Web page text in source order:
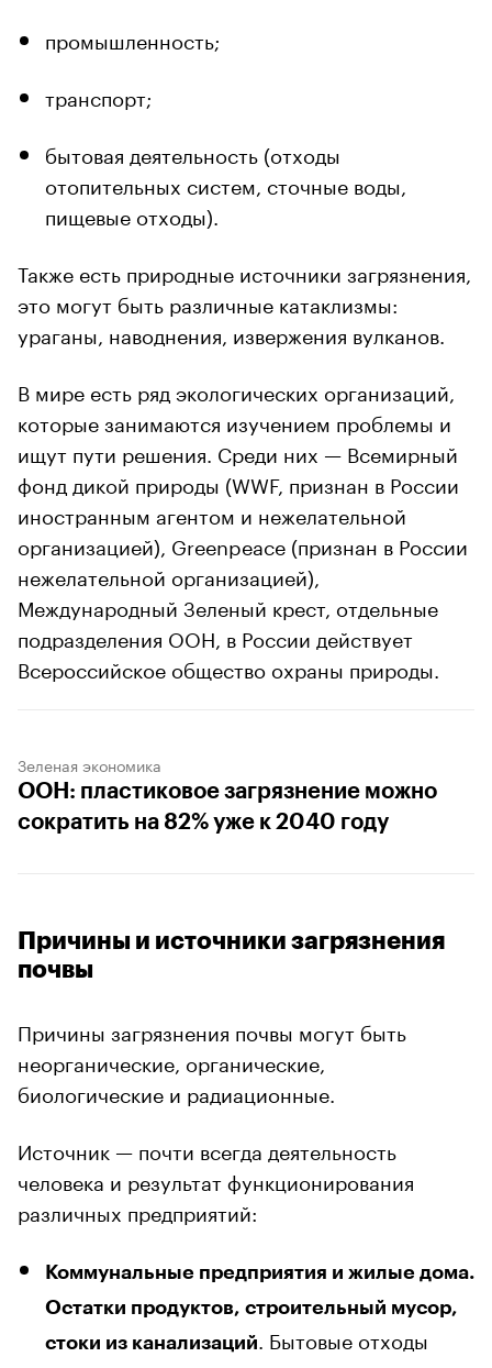
промышленность;
транспорт;
бытовая деятельность (отходы
отопительных систем, сточные воды,
пищевые отходы).
Также есть природные источники загрязнения,
это могут быть различные катаклизмы:
ураганы, наводнения, извержения вулканов.
В мире есть ряд экологических организаций,
которые занимаются изучением проблемы и
ищут пути решения. Среди них — Всемирный
фонд дикой природы (WWF, признан в России
иностранным агентом и нежелательной
организацией), Greenpeace (признан в России
нежелательной организацией),
Международный Зеленый крест, отдельные
подразделения ООН, в России действует
Всероссийское общество охраны природы.
Зеленая экономика
ООН: пластиковое загрязнение можно
сократить на 82% уже к 2040 году
Причины и источники загрязнения
почвы
Причины загрязнения почвы могут быть
неорганические, органические,
биологические и радиационные.
Источник — почти всегда деятельность
человека и результат функционирования
различных предприятий:
Коммунальные предприятия и жилые дома.
Остатки продуктов, строительный мусор,
стоки из канализаций
. Бытовые отходы